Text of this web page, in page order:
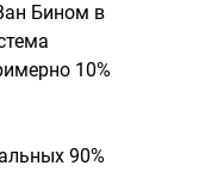
Бином в
10%
90%